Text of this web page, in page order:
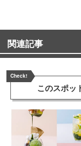
関連記事
Check!
このスポッ